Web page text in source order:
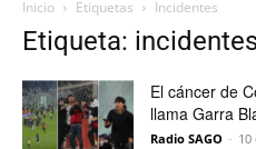
Inicio Etiquetas Incidentes
Etiqueta:
El cáncer de
llama Garra
Radio SAGO - 10